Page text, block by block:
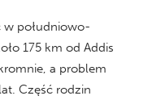
w południowo-
175 km od Addis
a problem
Część rodzin